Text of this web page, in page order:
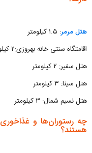
هتل مرمر: ۱.۵ کیلومتر
اقامتگاه سنتی خانه بهروزی:۲ کیلومتر
هتل سفیر: ۲ کیلومتر
هتل سینا: ۳ کیلومتر
هتل نسیم شمال: ۳ کیلومتر
هستند؟